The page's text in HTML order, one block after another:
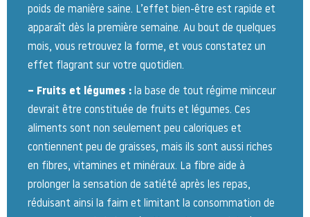
poids de manière saine. L’effet bien-être est rapide et
apparaît dès la première semaine. Au bout de quelques
mois, vous retrouvez la forme, et vous constatez un
effet flagrant sur votre quotidien.
– Fruits et légumes : la base de tout régime minceur
devrait être constituée de fruits et légumes. Ces
aliments sont non seulement peu caloriques et
contiennent peu de graisses, mais ils sont aussi riches
en fibres, vitamines et minéraux. La fibre aide à
prolonger la sensation de satiété après les repas,
réduisant ainsi la faim et limitant la consommation de